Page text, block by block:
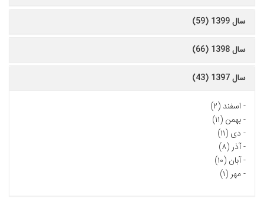
سال 1399 (59)
سال 1398 (66)
سال 1397 (43)
- اسفند (۲)
-بهمن (۱۱)
- دی (۱۱)
-آذر (۸)
-آبان (۱۰)
-مهر (۱)